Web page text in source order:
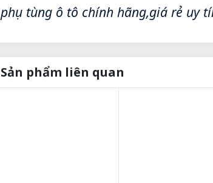
phụ tùng ô tô chính hãng,giá rẻ uy
Sản phẩm liên quan